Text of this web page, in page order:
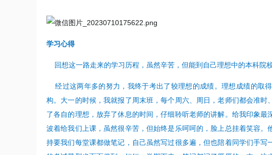
学习心得
回想这一路走来的学习历程，虽然辛苦，但能到自己理想中的本科院
经过这两年多的努力，我终于考出了较理想的成绩。理想成绩的取
构。大一的时候，我就报了周末班，每个周六、周日，老师们都会准
了各自的理想，放弃了休息的时间，仔细聆听老师的讲解。给我印象
波着给我们上课，虽然很辛苦，但始终是乐呵呵的，脸上总挂着笑容
持要我们每堂课都做笔记，自己虽然写过很多遍，但也陪着同学们手